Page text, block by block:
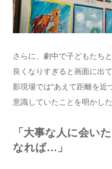
さらに、劇中で子どもたち
良くなりすぎると画面に出
影現場では“あえて距離を近
意識していたことを明かした
「大事な人に会い
なれば…」